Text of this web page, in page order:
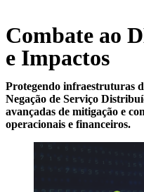
Combate ao
e Impactos
Protegendo infraestruturas
Negação de Serviço
avançadas de mitigação e
operacionais e financeiros.